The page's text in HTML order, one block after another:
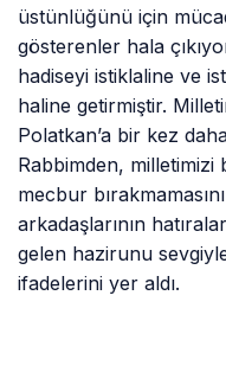
üstünlüğünü için
gösterenler hala
hadiseyi istiklaline ve
haline getirmiştir.
Polatkan’a bir kez
Rabbimden,
mecbur
arkadaşlarının
gelen hazirunu
ifadelerini yer aldı.